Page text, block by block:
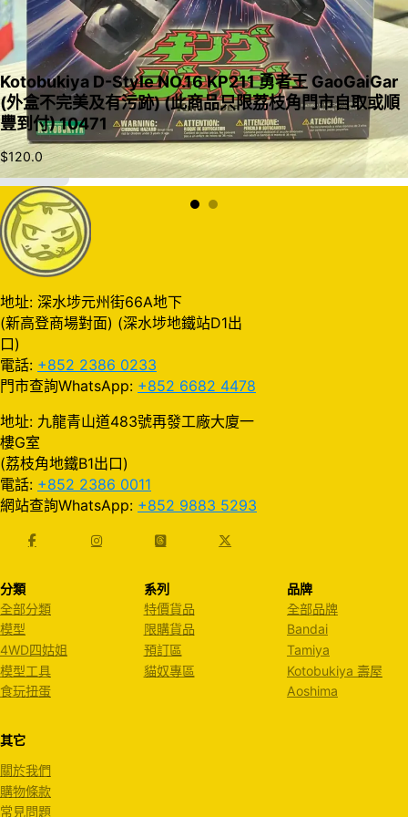
入購物車
Kotobukiya D-Style NO.16 KP211 勇者王 GaoGaiGar
(外盒不完美及有污跡) (此商品只限荔枝角門市自取或順
豐到付) 10471
$120.0
地址: 深水埗元州街66A地下
(新高登商場對面) (深水埗地鐵站D1出
口)
電話: +852 2386 0233
門市查詢WhatsApp: +852 6682 4478
地址: 九龍青山道483號再發工廠大廈一
樓G室
(荔枝角地鐵B1出口)
電話: +852 2386 0011
網站查詢WhatsApp: +852 9883 5293
分類
全部分類
模型
4WD四姑姐
模型工具
食玩扭蛋
系列
特價貨品
限購貨品
預訂區
貓奴專區
品牌
全部品牌
Bandai
Tamiya
Kotobukiya 壽屋
Aoshima
其它
關於我們
購物條款
常見問題